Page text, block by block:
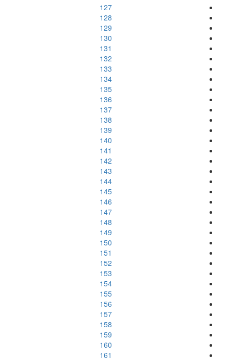
127
128
129
130
131
132
133
134
135
136
137
138
139
140
141
142
143
144
145
146
147
148
149
150
151
152
153
154
155
156
157
158
159
160
161